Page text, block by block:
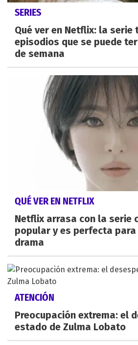
SERIES
Qué ver en Netflix: la serie
episodios que se puede
de semana
QUÉ VER EN NETFLIX
Netflix arrasa con la serie
popular y es perfecta
drama
ATENCIÓN
Preocupación extrema: el
estado de Zulma Lobato